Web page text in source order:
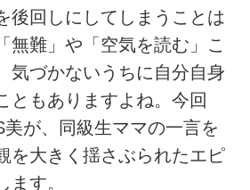
後回しにしてしまうことは
無難」や「空気を読む」こ
気づかないうちに自分自身
ともありますよね。今回
が、同級生ママの一言を
を大きく揺さぶられたエピ
ます。